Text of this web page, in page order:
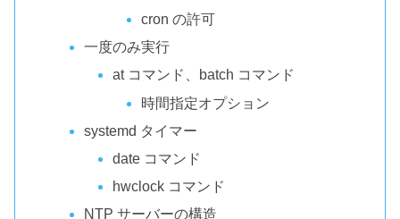
cron の許可
一度のみ実行
at コマンド、batch コマンド
時間指定オプション
systemd タイマー
date コマンド
hwclock コマンド
NTP サーバーの構造